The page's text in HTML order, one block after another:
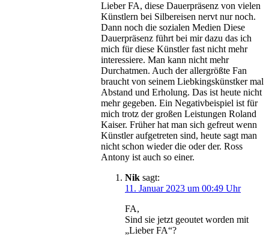
Lieber FA, diese Dauerpräsenz von vielen
Künstlern bei Silbereisen nervt nur noch.
Dann noch die sozialen Medien Diese
Dauerpräsenz führt bei mir dazu das ich
mich für diese Künstler fast nicht mehr
interessiere. Man kann nicht mehr
Durchatmen. Auch der allergrößte Fan
braucht von seinem Liebkingskünstker mal
Abstand und Erholung. Das ist heute nicht
mehr gegeben. Ein Negativbeispiel ist für
mich trotz der großen Leistungen Roland
Kaiser. Früher hat man sich gefreut wenn
Künstler aufgetreten sind, heute sagt man
nicht schon wieder die oder der. Ross
Antony ist auch so einer.
Nik sagt:
11. Januar 2023 um 00:49 Uhr
FA,
Sind sie jetzt geoutet worden mit
„Lieber FA“?